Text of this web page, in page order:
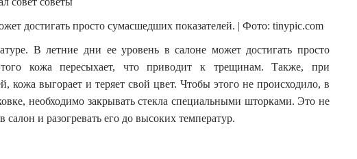
достигать просто сумасшедших показателей. | Фото: tinypic.com
В летние дни ее уровень в салоне может достигать просто
кожа пересыхает, что приводит к трещинам. Также, при
кожа выгорает и теряет свой цвет. Чтобы этого не происходило, в
необходимо закрывать стекла специальными шторками. Это не
и разогревать его до высоких температур.